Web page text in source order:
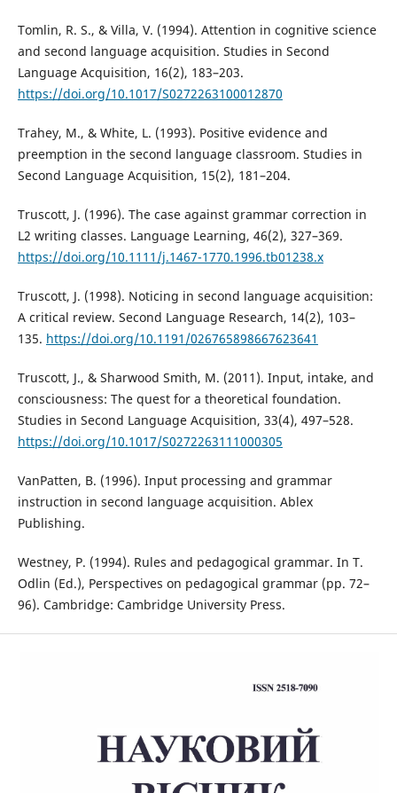
Tomlin, R. S., & Villa, V. (1994). Attention in cognitive science
and second language acquisition. Studies in Second
Language Acquisition, 16(2), 183–203.
https://doi.org/10.1017/S0272263100012870
Trahey, M., & White, L. (1993). Positive evidence and
preemption in the second language classroom. Studies in
Second Language Acquisition, 15(2), 181–204.
Truscott, J. (1996). The case against grammar correction in
L2 writing classes. Language Learning, 46(2), 327–369.
https://doi.org/10.1111/j.1467-1770.1996.tb01238.x
Truscott, J. (1998). Noticing in second language acquisition:
A critical review. Second Language Research, 14(2), 103–
135. https://doi.org/10.1191/026765898667623641
Truscott, J., & Sharwood Smith, M. (2011). Input, intake, and
consciousness: The quest for a theoretical foundation.
Studies in Second Language Acquisition, 33(4), 497–528.
https://doi.org/10.1017/S0272263111000305
VanPatten, B. (1996). Input processing and grammar
instruction in second language acquisition. Ablex
Publishing.
Westney, P. (1994). Rules and pedagogical grammar. In T.
Odlin (Ed.), Perspectives on pedagogical grammar (pp. 72–
96). Cambridge: Cambridge University Press.